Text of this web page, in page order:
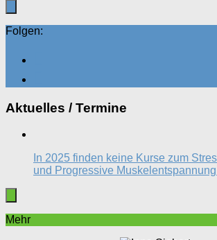
Folgen:
Aktuelles / Termine
In 2025 finden keine Kurse zum
und Progressive Muskelentspannung
Mehr